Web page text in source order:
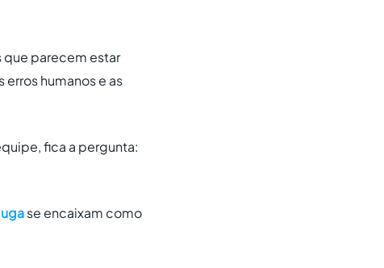
que parecem estar
humanos e as
fica a pergunta:
se encaixam como